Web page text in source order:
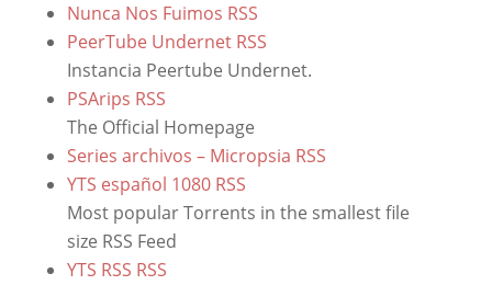
Nunca Nos Fuimos RSS
PeerTube Undernet RSS
Instancia Peertube Undernet.
PSArips RSS
The Official Homepage
Series archivos – Micropsia RSS
YTS español 1080 RSS
Most popular Torrents in the smallest file
size RSS Feed
YTS RSS RSS